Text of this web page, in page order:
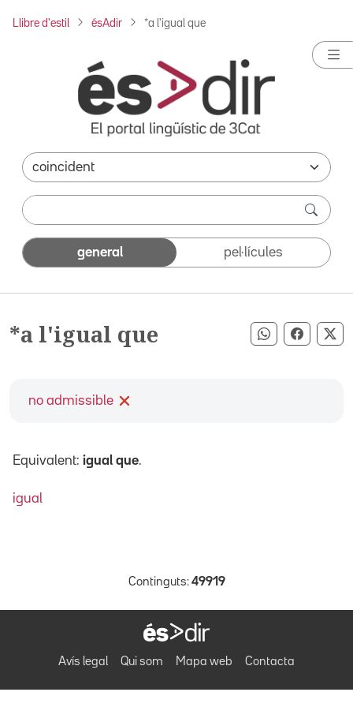
Llibre d'estil ésAdir *a l'igual que
general pel·lícules
*a l'igual que Compartir
no admissible
Equivalent: igual que.
igual
Continguts: 49919
Avís legal Qui som Mapa web Contacta